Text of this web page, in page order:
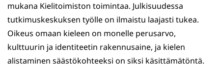
mukana Kielitoimiston toimintaa. Julkisuudessa
tutkimuskeskuksen työlle on ilmaistu laajasti tukea.
Oikeus omaan kieleen on monelle perusarvo,
kulttuurin ja identiteetin rakennusaine, ja kielen
alistaminen säästökohteeksi on siksi käsittämätöntä.